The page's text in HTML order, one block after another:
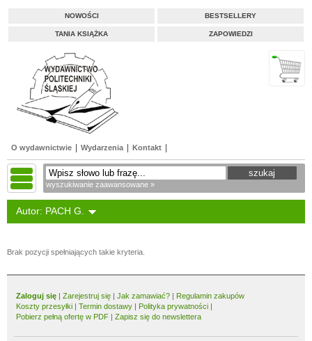
NOWOŚCI BESTSELLERY
TANIA KSIĄŻKA ZAPOWIEDZI
O wydawnictwie Wydarzenia Kontakt
wyszukiwanie zaawansowane »
Autor: PACH G.
Brak pozycji spełniających takie kryteria.
Zaloguj się | Zarejestruj się | Jak zamawiać? | Regulamin zakupów
Koszty przesyłki | Termin dostawy | Polityka prywatności |
Pobierz pełną ofertę w PDF | Zapisz się do newslettera